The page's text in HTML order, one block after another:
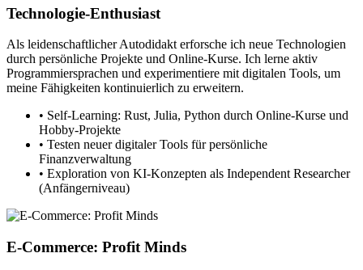
Technologie-Enthusiast
Als leidenschaftlicher Autodidakt erforsche ich neue Technologien
durch persönliche Projekte und Online-Kurse. Ich lerne aktiv
Programmiersprachen und experimentiere mit digitalen Tools, um
meine Fähigkeiten kontinuierlich zu erweitern.
• Self-Learning: Rust, Julia, Python durch Online-Kurse und
Hobby-Projekte
• Testen neuer digitaler Tools für persönliche
Finanzverwaltung
• Exploration von KI-Konzepten als Independent Researcher
(Anfängerniveau)
E-Commerce: Profit Minds